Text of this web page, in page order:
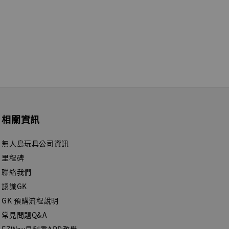
相關資訊
無人島玩具公司資訊
里程碑
聯絡我們
認識GK
GK 預購流程說明
常見問題Q&A